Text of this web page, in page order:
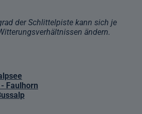
der Schlittelpiste kann sich je
ändern.
Faulhorn